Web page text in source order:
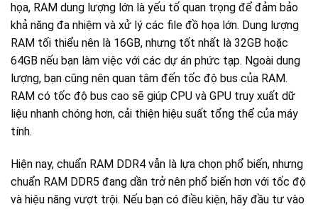
họa, RAM dung lượng lớn là yếu tố quan trọng để đảm bảo
khả năng đa nhiệm và xử lý các file đồ họa lớn. Dung lượng
RAM tối thiểu nên là 16GB, nhưng tốt nhất là 32GB hoặc
64GB nếu bạn làm việc với các dự án phức tạp. Ngoài dung
lượng, bạn cũng nên quan tâm đến tốc độ bus của RAM.
RAM có tốc độ bus cao sẽ giúp CPU và GPU truy xuất dữ
liệu nhanh chóng hơn, cải thiện hiệu suất tổng thể của máy
tính.
Hiện nay, chuẩn RAM DDR4 vẫn là lựa chọn phổ biến, nhưng
chuẩn RAM DDR5 đang dần trở nên phổ biến hơn với tốc độ
và hiệu năng vượt trội. Nếu bạn có điều kiện, hãy đầu tư vào